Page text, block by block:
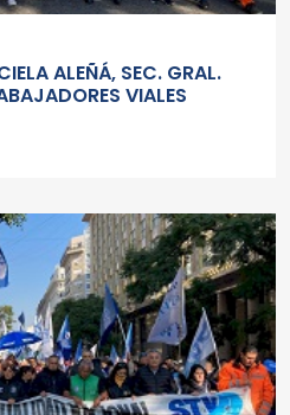
ALEÑÁ, SEC. GRAL.
VIALES